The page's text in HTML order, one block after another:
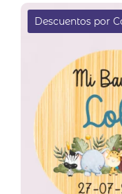
EN OFERTA